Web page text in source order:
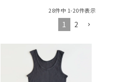
28件中 1-20件表示
1 2